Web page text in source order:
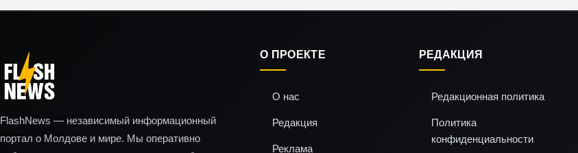
FlashNews — независимый информационный
портал о Молдове и мире. Мы оперативно
О ПРОЕКТЕ
О нас
Редакция
Реклама
РЕДАКЦИЯ
Редакционная политика
Политика
конфиденциальности